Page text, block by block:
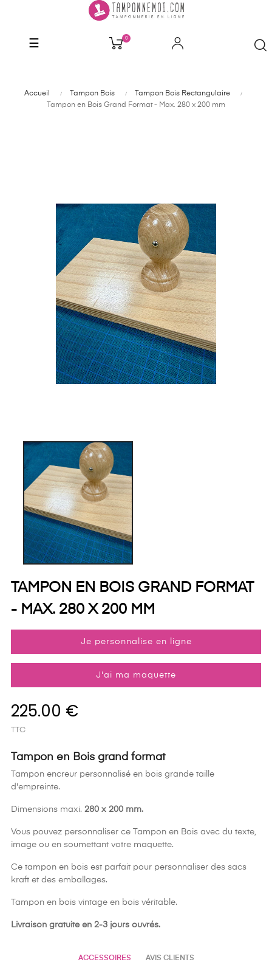
Basculer
☰ 0
Accueil Tampon Bois
Tampon Bois Rectangulaire
Tampon en Bois Grand Format - Max. 280 x 200 mm
TAMPON EN BOIS GRAND FORMAT
- MAX. 280 X 200 MM
Je personnalise en ligne
J'ai ma maquette
225.00 €
TTC
Tampon en Bois grand format
Tampon encreur personnalisé en bois grande taille
d'empreinte.
Dimensions maxi. 280 x 200 mm.
Vous pouvez personnaliser ce Tampon en Bois avec du texte,
image ou en soumettant votre maquette.
Ce tampon en bois est parfait pour personnaliser des sacs
kraft et des emballages.
Tampon en bois vintage en bois véritable.
Livraison gratuite en 2-3 jours ouvrés.
ACCESSOIRES AVIS CLIENTS